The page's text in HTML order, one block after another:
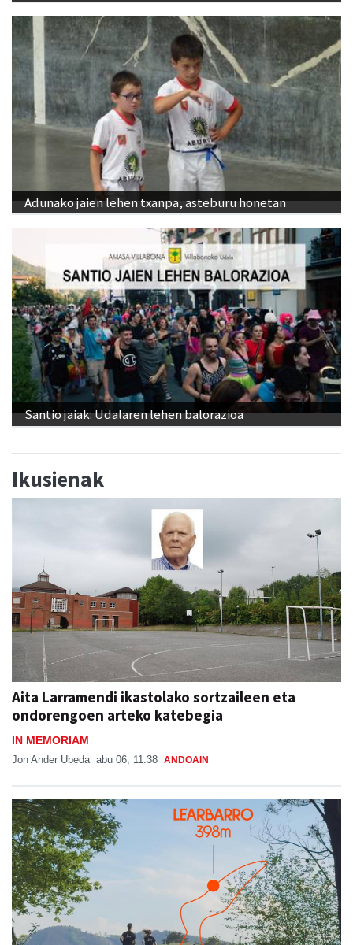
Adunako jaien lehen txanpa, asteburu honetan
Santio jaiak: Udalaren lehen balorazioa
Ikusienak
Aita Larramendi ikastolako sortzaileen eta
ondorengoen arteko katebegia
IN MEMORIAM
Jon Ander Ubeda abu 06, 11:38 ANDOAIN